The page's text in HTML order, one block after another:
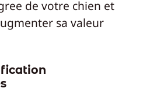
de votre chien et
sa valeur